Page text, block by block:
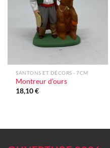
SANTONS ET DÉCORS - 7CM
Montreur d’ours
18,10€